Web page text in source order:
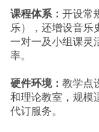
课程体系： 开设常
乐），还增设音乐
一对一及小组课灵
率。
硬件环境： 教学点
和理论教室，规模
代订服务。